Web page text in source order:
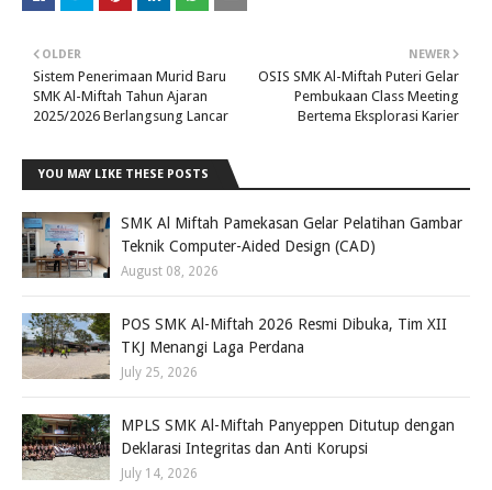
NEWER
OSIS SMK Al-Miftah Puteri Gelar
Pembukaan Class Meeting
Bertema Eksplorasi Karier
OLDER
Sistem Penerimaan Murid Baru
SMK Al-Miftah Tahun Ajaran
2025/2026 Berlangsung Lancar
YOU MAY LIKE THESE POSTS
SMK Al Miftah Pamekasan Gelar Pelatihan Gambar
Teknik Computer-Aided Design (CAD)
August 08, 2026
POS SMK Al-Miftah 2026 Resmi Dibuka, Tim XII
TKJ Menangi Laga Perdana
July 25, 2026
MPLS SMK Al-Miftah Panyeppen Ditutup dengan
Deklarasi Integritas dan Anti Korupsi
July 14, 2026